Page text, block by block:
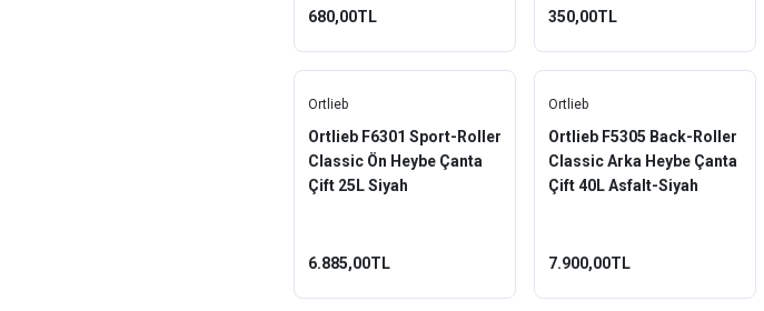
680,00TL 350,00TL
Ortlieb
Ortlieb F6301 Sport-Roller
Classic Ön Heybe Çanta
Çift 25L Siyah
6.885,00TL
Ortlieb
Ortlieb F5305 Back-Roller
Classic Arka Heybe Çanta
Çift 40L Asfalt-Siyah
7.900,00TL